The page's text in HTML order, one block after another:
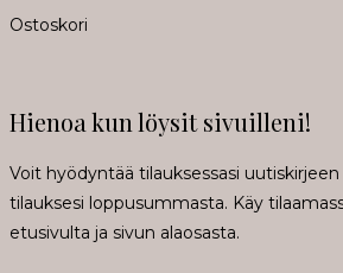
Ostoskori
Hienoa kun löysit sivuilleni!
Voit hyödyntää tilauksessasi
tilauksesi loppusummasta. Käy
etusivulta ja sivun alaosasta.